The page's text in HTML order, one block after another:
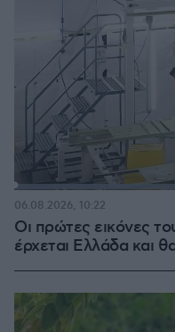
Loaded
Οι πρώτες εικόνες
έρχεται Ελλάδα και
06.08.2026, 10:22